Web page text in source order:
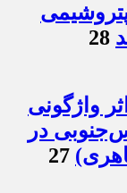
28
براثر واژگونی
در
27